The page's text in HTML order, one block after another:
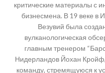
критические материалы с
бизнесмена. В 19 веке в
Везувий была
вулканологическая
главным тренером
Нидерландов Йохан
команду, стремящуюся к